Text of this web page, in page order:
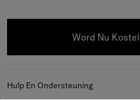
Word Nu
Hulp En Ondersteuning